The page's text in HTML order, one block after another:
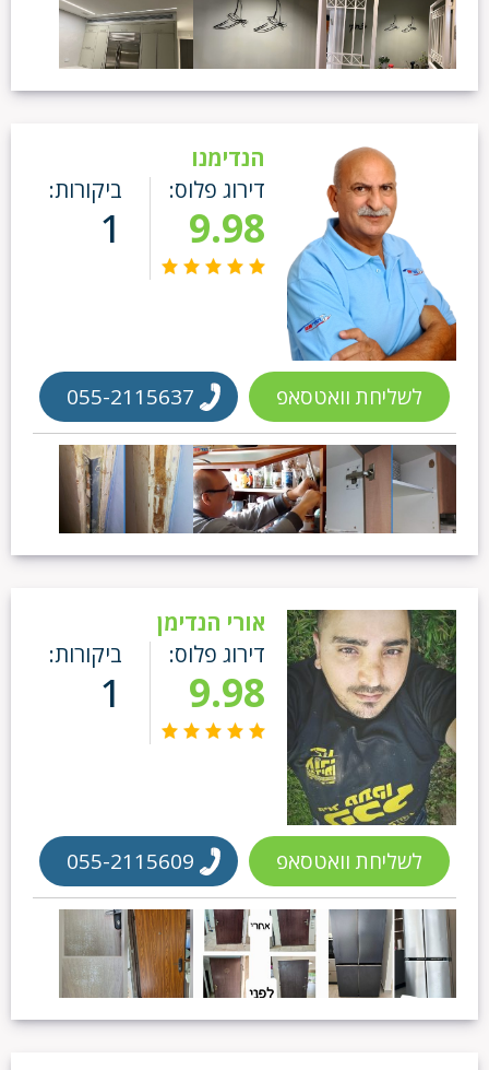
הנדימנו
דירוג פלוס:
9.98
ביקורות:
1
לשליחת וואטסאפ 055-2115637
אורי הנדימן
דירוג פלוס:
9.98
ביקורות:
1
לשליחת וואטסאפ 055-2115609